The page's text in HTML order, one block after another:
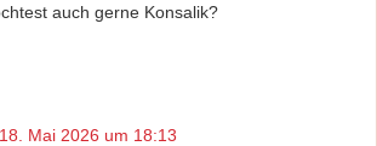
auch gerne Konsalik?
18. Mai 2026 um 18:13